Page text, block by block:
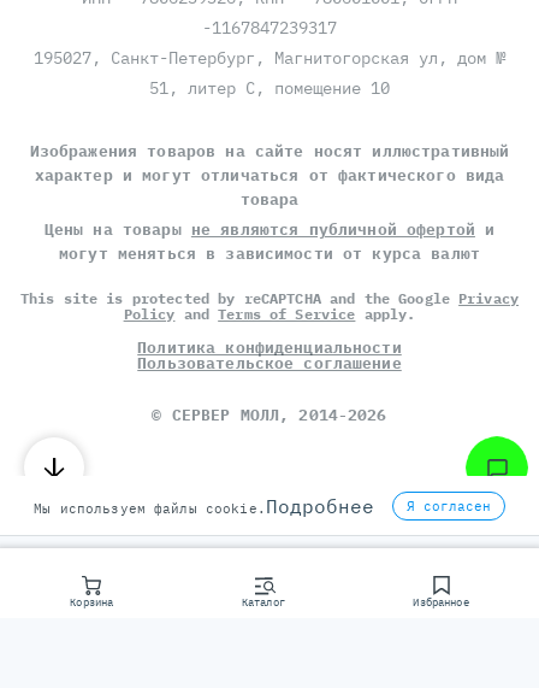
Корзина Каталог Избранное
-1167847239317
195027, Санкт-Петербург, Магнитогорская ул, дом №
51, литер С, помещение 10
Изображения товаров на сайте носят иллюстративный
характер и могут отличаться от фактического вида
товара
Цены на товары не являются публичной офертой и
могут меняться в зависимости от курса валют
This site is protected by reCAPTCHA and the Google Privacy
Policy andTerms of Service apply.
Политика конфиденциальности
Пользовательское соглашение
© СЕРВЕР МОЛЛ, 2014-2026
Мы используем файлы cookie. Подробнее Я согласен